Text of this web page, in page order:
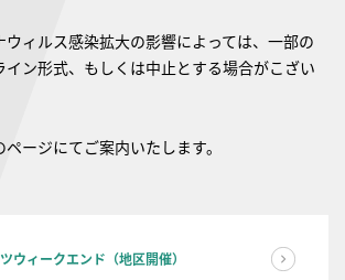
ィルス感染拡大の影響によっては、一部の
イン形式、もしくは中止とする場合がこざい
ージにてご案内いたします。
ウィークエンド（地区開催）